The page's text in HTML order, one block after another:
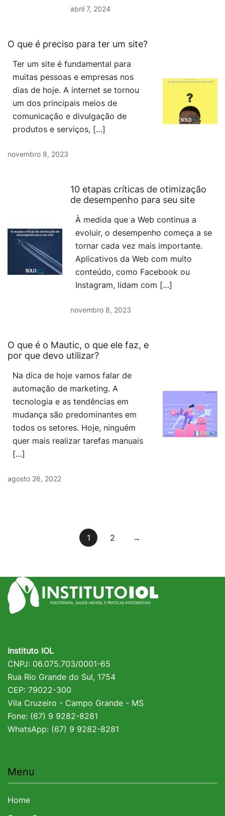
abril 7, 2024
O que é preciso para ter um site?
Ter um site é fundamental para
muitas pessoas e empresas nos
dias de hoje. A internet se tornou
um dos principais meios de
comunicação e divulgação de
produtos e serviços, […]
novembro 8, 2023
10 etapas críticas de otimização
de desempenho para seu site
À medida que a Web continua a
evoluir, o desempenho começa a se
tornar cada vez mais importante.
Aplicativos da Web com muito
conteúdo, como Facebook ou
Instagram, lidam com […]
novembro 8, 2023
O que é o Mautic, o que ele faz, e
por que devo utilizar?
Na dica de hoje vamos falar de
automação de marketing. A
tecnologia e as tendências em
mudança são predominantes em
todos os setores. Hoje, ninguém
quer mais realizar tarefas manuais
[…]
agosto 26, 2022
1 2 →
Instituto IOL
CNPJ: 06.075.703/0001-65
Rua Rio Grande do Sul, 1754
CEP: 79022-300
Vila Cruzeiro - Campo Grande - MS
Fone: (67) 9 9282-8281
WhatsApp: (67) 9 9282-8281
Menu
Home